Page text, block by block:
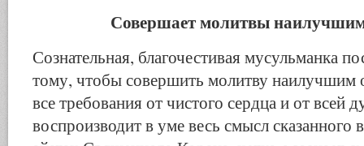
Совершает молитвы
Сознательная, благочестивая мусульманка
тому, чтобы совершить молитву наилучшим
все требования от чистого сердца и от всей
воспроизводит в уме весь смысл сказанного